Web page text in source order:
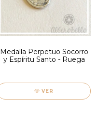
Medalla Perpetuo Socorro
y Espíritu Santo - Ruega
VER